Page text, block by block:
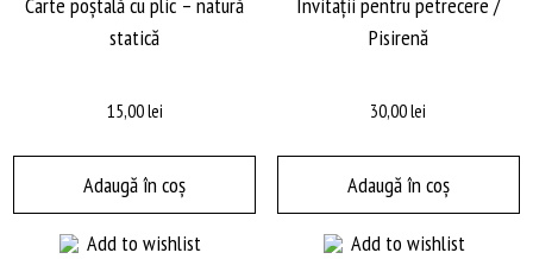
Carte poștală cu plic – natură
statică
15,00lei
Adaugă în coș
Add to wishlist
Invitații pentru petrecere /
Pisirenă
30,00lei
Adaugă în coș
Add to wishlist